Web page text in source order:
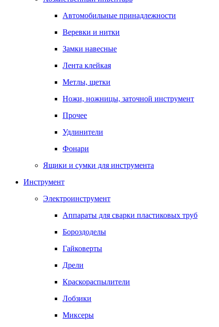
Автомобильные принадлежности
Веревки и нитки
Замки навесные
Лента клейкая
Метлы, щетки
Ножи, ножницы, заточной инструмент
Прочее
Удлинители
Фонари
Ящики и сумки для инструмента
Инструмент
Электроинструмент
Аппараты для сварки пластиковых труб
Бороздоделы
Гайковерты
Дрели
Краскораспылители
Лобзики
Миксеры